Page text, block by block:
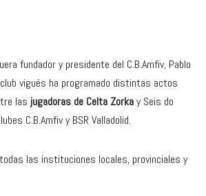
fundador y presidente del C.B.Amfiv, Pablo
vigués ha programado distintas actos
las jugadoras de Celta Zorkay Seis do
C.B.Amfiv y BSR Valladolid.
las instituciones locales, provinciales y